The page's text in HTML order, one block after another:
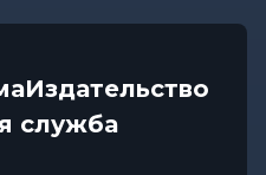
Издательство
служба